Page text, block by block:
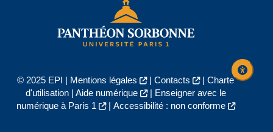
© 2025 EPI | Mentions légales | Contacts | Charte
d'utilisation| Aide numérique |
Enseigner avec le
numérique à Paris 1
| Accessibilité : non conforme